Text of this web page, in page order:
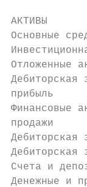
АКТИВЫ
Дебиторская
Финансовые
продажи
Счета и
Денежные